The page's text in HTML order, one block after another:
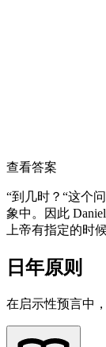
查看答案
“到几时？“这个
象中。因此
上帝有指定的时
日年原则
在启示性预言中